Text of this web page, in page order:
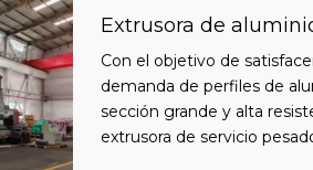
reforzada, que resiste
Con el objetivo de
demanda de perfiles de
sección grande y alta
extrusora de servicio